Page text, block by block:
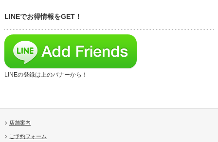
LINEでお得情報をGET！
LINEの登録は上のバナーから！
店舗案内
ご予約フォーム